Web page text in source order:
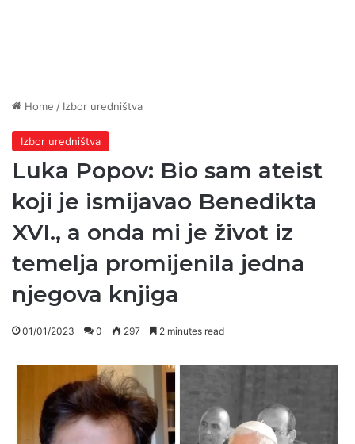
Home / Izbor uredništva
Izbor uredništva
Luka Popov: Bio sam ateist
koji je ismijavao Benedikta
XVI., a onda mi je život iz
temelja promijenila jedna
njegova knjiga
01/01/2023 0 297 2 minutes read